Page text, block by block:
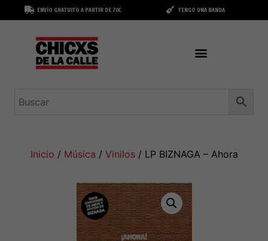
ENVÍO GRATUITO A PARTIR DE 70€ TENGO UNA BANDA
Inicio / Música / Vinilos/ LP BIZNAGA – Ahora